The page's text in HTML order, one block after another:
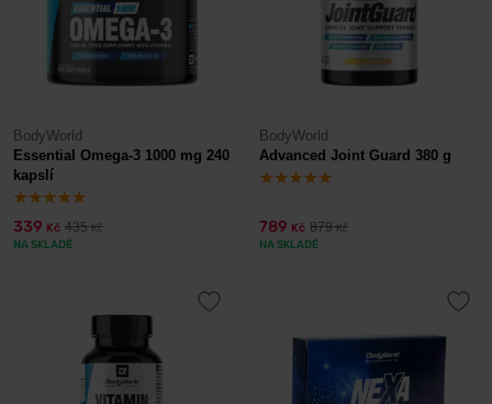
BodyWorld
Essential Omega-3 1000 mg 240
kapslí
339 Kč 435Kč
NA SKLADĚ
BodyWorld
Advanced Joint Guard 380 g
789 Kč 879Kč
NA SKLADĚ